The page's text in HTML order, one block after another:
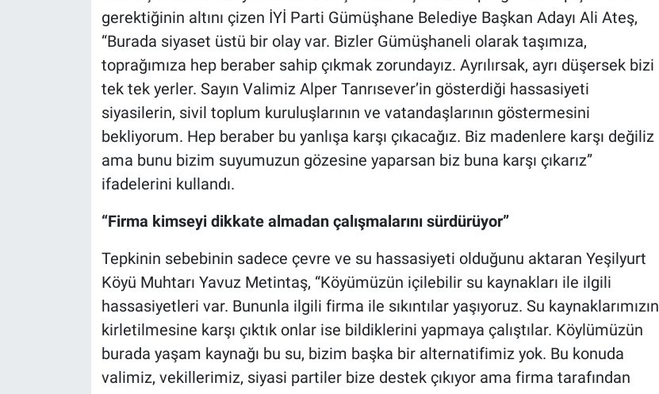
gerektiğinin altını çizen İYİ Parti Gümüşhane Belediye Başkan Adayı Ali Ateş,
“Burada siyaset üstü bir olay var. Bizler Gümüşhaneli olarak taşımıza,
toprağımıza hep beraber sahip çıkmak zorundayız. Ayrılırsak, ayrı düşersek bizi
tek tek yerler. Sayın Valimiz Alper Tanrısever’in gösterdiği hassasiyeti
siyasilerin, sivil toplum kuruluşlarının ve vatandaşlarının göstermesini
bekliyorum. Hep beraber bu yanlışa karşı çıkacağız. Biz madenlere karşı değiliz
ama bunu bizim suyumuzun gözesine yaparsan biz buna karşı çıkarız”
ifadelerini kullandı.
“Firma kimseyi dikkate almadan çalışmalarını sürdürüyor”
Tepkinin sebebinin sadece çevre ve su hassasiyeti olduğunu aktaran Yeşilyurt
Köyü Muhtarı Yavuz Metintaş, “Köyümüzün içilebilir su kaynakları ile ilgili
hassasiyetleri var. Bununla ilgili firma ile sıkıntılar yaşıyoruz. Su kaynaklarımızın
kirletilmesine karşı çıktık onlar ise bildiklerini yapmaya çalıştılar. Köylümüzün
burada yaşam kaynağı bu su, bizim başka bir alternatifimiz yok. Bu konuda
valimiz, vekillerimiz, siyasi partiler bize destek çıkıyor ama firma tarafından